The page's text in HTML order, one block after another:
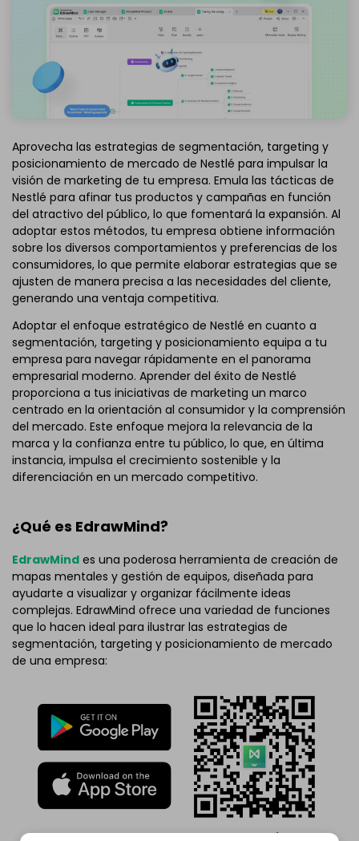
Aprovecha las estrategias de segmentación, targeting y
posicionamiento de mercado de Nestlé para impulsar la
visión de marketing de tu empresa. Emula las tácticas de
Nestlé para afinar tus productos y campañas en función
del atractivo del público, lo que fomentará la expansión. Al
adoptar estos métodos, tu empresa obtiene información
sobre los diversos comportamientos y preferencias de los
consumidores, lo que permite elaborar estrategias que se
ajusten de manera precisa a las necesidades del cliente,
generando una ventaja competitiva.
Adoptar el enfoque estratégico de Nestlé en cuanto a
segmentación, targeting y posicionamiento equipa a tu
empresa para navegar rápidamente en el panorama
empresarial moderno. Aprender del éxito de Nestlé
proporciona a tus iniciativas de marketing un marco
centrado en la orientación al consumidor y la comprensión
del mercado. Este enfoque mejora la relevancia de la
marca y la confianza entre tu público, lo que, en última
instancia, impulsa el crecimiento sostenible y la
diferenciación en un mercado competitivo.
¿Qué es EdrawMind?
EdrawMind es una poderosa herramienta de creación de
mapas mentales y gestión de equipos, diseñada para
ayudarte a visualizar y organizar fácilmente ideas
complejas. EdrawMind ofrece una variedad de funciones
que lo hacen ideal para ilustrar las estrategias de
segmentación, targeting y posicionamiento de mercado
de una empresa: